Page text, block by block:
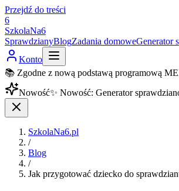
Przejdź do treści
6
SzkolaNa6
SprawdzianyBlogZadania domoweGenerator
Konto
📚 Zgodne z nową podstawą programową
Nowość✨ Nowość: Generator
SzkolaNa6.pl
/
Blog
/
Jak przygotować dziecko do